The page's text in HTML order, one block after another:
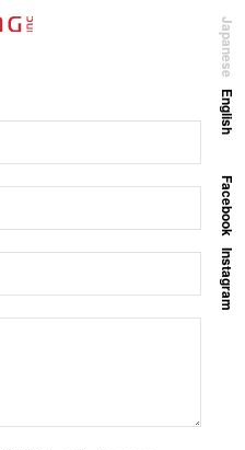
English
Japanese
Facebook
Instagram